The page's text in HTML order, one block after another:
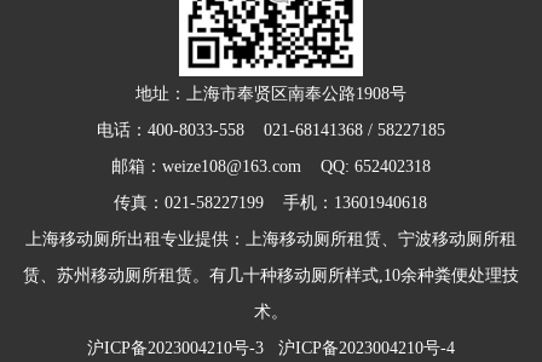
地址：上海市奉贤区南奉公路1908号
电话：400-8033-558 021-68141368 / 58227185
邮箱：weize108@163.com QQ: 652402318
传真：021-58227199 手机：13601940618
上海移动厕所出租专业提供：上海移动厕所租赁、宁波移动厕所租
赁、苏州移动厕所租赁。有几十种移动厕所样式,10余种粪便处理技
术。
沪ICP备2023004210号-3
沪ICP备2023004210号-4